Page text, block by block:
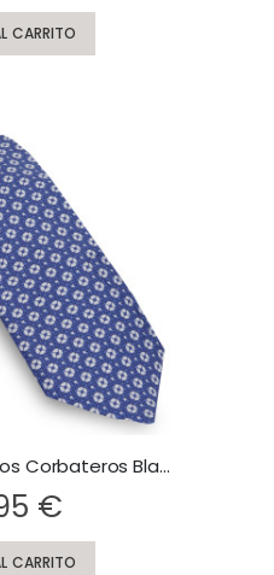
CARRITO
Corbata Azul Dibujos Corbateros Blancos
€
CARRITO